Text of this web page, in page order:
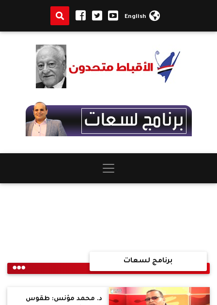
English
برنامج لسعات
د. محمد مؤنس: طقوس